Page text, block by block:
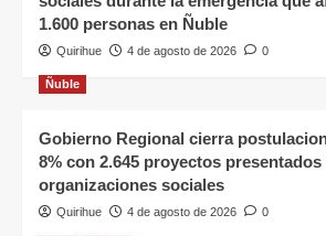
1.600 personas en Ñuble
Quirihue 4 de agosto de 2026 0
Ñuble
Gobierno Regional cierra
8% con 2.645 proyectos
organizaciones sociales
Quirihue 4 de agosto de 2026 0